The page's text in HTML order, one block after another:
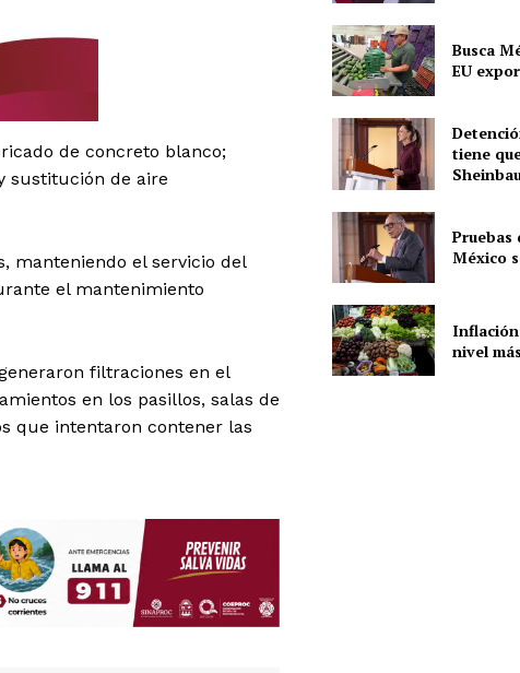
de privacidad
Propietaria / Financiación
cuenta
de concreto blanco;
sustitución de aire
manteniendo el servicio del
el mantenimiento
filtraciones en el
en los pasillos, salas de
que intentaron contener las
Busca
EU
tiene
Pruebas
México
nivel